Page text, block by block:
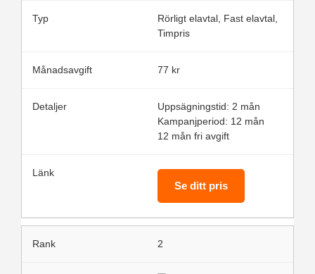
Rörligt elavtal, Fast elavtal,
Timpris
77 kr
Uppsägningstid: 2 mån
Kampanjperiod: 12 mån
12 mån fri avgift
Se ditt pris
2